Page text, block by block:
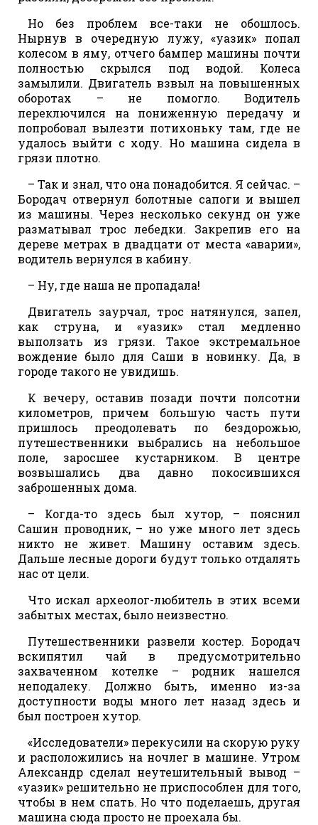
Но без проблем все-таки не обошлось.
Нырнув в очередную лужу, «уазик» попал
колесом в яму, отчего бампер машины почти
полностью скрылся под водой. Колеса
замылили. Двигатель взвыл на повышенных
оборотах – не помогло. Водитель
переключился на пониженную передачу и
попробовал вылезти потихоньку там, где не
удалось выйти с ходу. Но машина сидела в
грязи плотно.
– Так и знал, что она понадобится. Я сейчас. –
Бородач отвернул болотные сапоги и вышел
из машины. Через несколько секунд он уже
разматывал трос лебедки. Закрепив его на
дереве метрах в двадцати от места «аварии»,
водитель вернулся в кабину.
– Ну, где наша не пропадала!
Двигатель заурчал, трос натянулся, запел,
как струна, и «уазик» стал медленно
выползать из грязи. Такое экстремальное
вождение было для Саши в новинку. Да, в
городе такого не увидишь.
К вечеру, оставив позади почти полсотни
километров, причем большую часть пути
пришлось преодолевать по бездорожью,
путешественники выбрались на небольшое
поле, заросшее кустарником. В центре
возвышались два давно покосившихся
заброшенных дома.
– Когда-то здесь был хутор, – пояснил
Сашин проводник, – но уже много лет здесь
никто не живет. Машину оставим здесь.
Дальше лесные дороги будут только отдалять
нас от цели.
Что искал археолог-любитель в этих всеми
забытых местах, было неизвестно.
Путешественники развели костер. Бородач
вскипятил чай в предусмотрительно
захваченном котелке – родник нашелся
неподалеку. Должно быть, именно из-за
доступности воды много лет назад здесь и
был построен хутор.
«Исследователи» перекусили на скорую руку
и расположились на ночлег в машине. Утром
Александр сделал неутешительный вывод –
«уазик» решительно не приспособлен для того,
чтобы в нем спать. Но что поделаешь, другая
машина сюда просто не проехала бы.